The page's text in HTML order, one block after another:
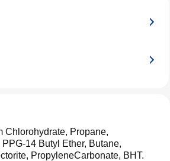
Chlorohydrate, Propane,
14 Butyl Ether, Butane,
PropyleneCarbonate, BHT.